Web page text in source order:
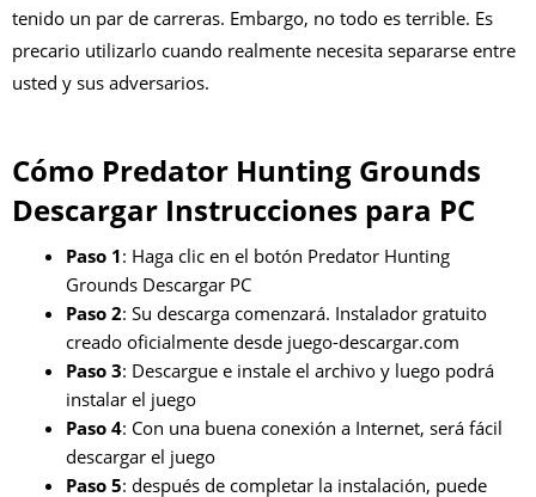
tenido un par de carreras. Embargo, no todo es terrible. Es
precario utilizarlo cuando realmente necesita separarse entre
usted y sus adversarios.
Cómo Predator Hunting Grounds
Descargar Instrucciones para PC
Paso 1: Haga clic en el botón Predator Hunting
Grounds Descargar PC
Paso 2: Su descarga comenzará. Instalador gratuito
creado oficialmente desde juego-descargar.com
Paso 3: Descargue e instale el archivo y luego podrá
instalar el juego
Paso 4: Con una buena conexión a Internet, será fácil
descargar el juego
Paso 5: después de completar la instalación, puede